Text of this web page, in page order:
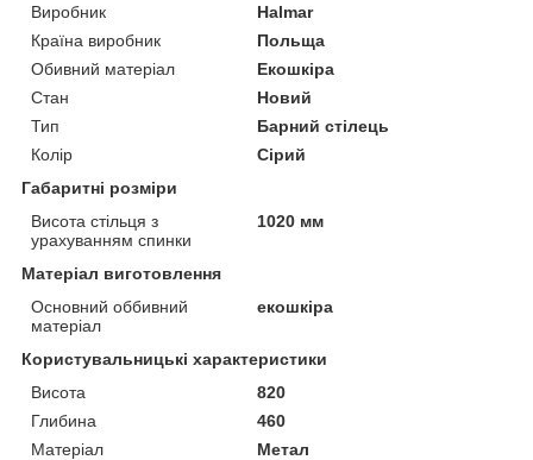
Виробник
Halmar
Країна виробник
Польща
Обивний матеріал
Екошкіра
Стан
Новий
Тип
Барний стілець
Колір
Сірий
Габаритні розміри
Висота стільця з
урахуванням спинки
1020 мм
Матеріал виготовлення
Основний оббивний
матеріал
екошкіра
Користувальницькі характеристики
Висота
820
Глибина
460
Матеріал
Метал